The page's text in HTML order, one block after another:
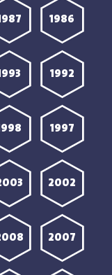
1986
1992
1997
2002
2007